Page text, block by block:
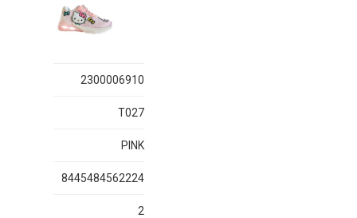
2300006910
T027
PINK
8445484562224
2